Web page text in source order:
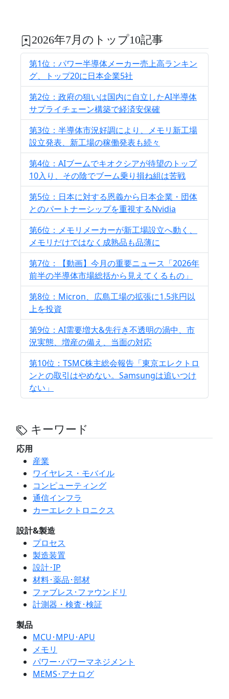
2026年7月のトップ10記事
第1位：パワー半導体メーカー売上高ランキン
グ、トップ20に日本企業5社
第2位：政府の狙いは国内に自立したAI半導体
サプライチェーン構築で経済安保確
第3位：半導体市況好調により、メモリ新工場
設立発表、新工場の稼働発表も続々
第4位：AIブームでキオクシアが待望のトップ
10入り、その陰でブーム乗り損ね組は苦戦
第5位：日本に対する恩義から日本企業・団体
とのパートナーシップを重視するNvidia
第6位：メモリメーカーが新工場設立へ動く、
メモリだけではなく成熟品も品薄に
第7位：【動画】今月の重要ニュース「2026年
前半の半導体市場総括から見えてくるもの」
第8位：Micron、広島工場の拡張に1.5兆円以
上を投資
第9位：AI需要増大&先行き不透明の渦中、市
況実態、増産の備え、当面の対応
第10位：TSMC株主総会報告「東京エレクトロ
ンとの取引はやめない。Samsungは追いつけ
ない」
キーワード
応用
産業
ワイヤレス・モバイル
コンピューティング
通信インフラ
カーエレクトロニクス
設計&製造
プロセス
製造装置
設計･IP
材料･薬品･部材
ファブレス･ファウンドリ
計測器・検査･検証
製品
MCU･MPU･APU
メモリ
パワー･パワーマネジメント
MEMS･アナログ